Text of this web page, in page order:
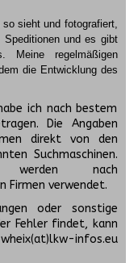
so sieht und fotografiert,
Speditionen und es gibt
Meine regelmäßigen
die Entwicklung des
ich nach bestem
Die Angaben
direkt von den
Suchmaschinen.
werden nach
Firmen verwendet.
oder sonstige
Fehler findet, kann
infos.eu